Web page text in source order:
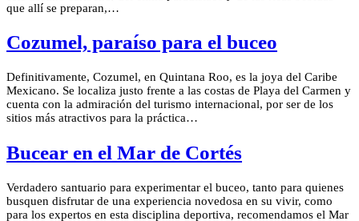
que allí se preparan,…
Cozumel, paraíso para el buceo
Definitivamente, Cozumel, en Quintana Roo, es la joya del Caribe
Mexicano. Se localiza justo frente a las costas de Playa del Carmen y
cuenta con la admiración del turismo internacional, por ser de los
sitios más atractivos para la práctica…
Bucear en el Mar de Cortés
Verdadero santuario para experimentar el buceo, tanto para quienes
busquen disfrutar de una experiencia novedosa en su vivir, como
para los expertos en esta disciplina deportiva, recomendamos el Mar